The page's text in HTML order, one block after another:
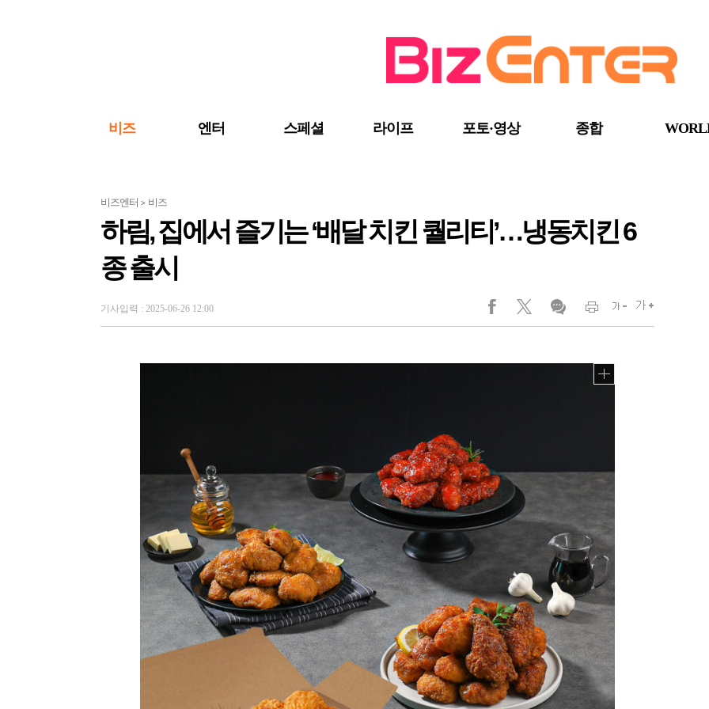
비즈 엔터 스페셜 라이프 포토·영상 종합
비즈엔터 > 비즈
하림, 집에서 즐기는 ‘배달 치킨 퀄리티’…냉동치킨 6
종 출시
기사입력 : 2025-06-26 12:00